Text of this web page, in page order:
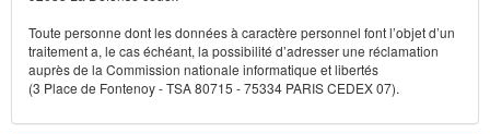
Toute personne dont les données à caractère personnel font l’objet d’un
traitement a, le cas échéant, la possibilité d’adresser une réclamation
auprès de la Commission nationale informatique et libertés
(3 Place de Fontenoy - TSA 80715 - 75334 PARIS CEDEX 07).